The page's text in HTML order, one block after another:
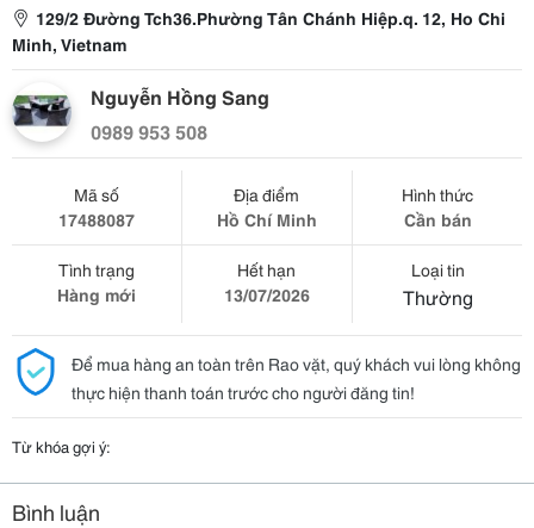
129/2 Đường Tch36.Phường Tân Chánh Hiệp.q. 12, Ho Chi
Minh, Vietnam
Nguyễn Hồng Sang
0989 953 508
Mã số
17488087
Địa điểm
Hồ Chí Minh
Hình thức
Cần bán
Tình trạng
Hàng mới
Hết hạn
13/07/2026
Loại tin
Thường
Để mua hàng an toàn trên Rao vặt, quý khách vui lòng không
thực hiện thanh toán trước cho người đăng tin!
Từ khóa gợi ý:
Bình luận